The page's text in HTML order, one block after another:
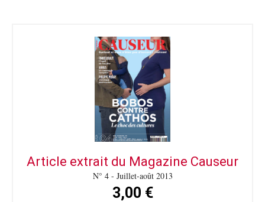
Article extrait du Magazine Causeur
N° 4 - Juillet-août 2013
3,00 €